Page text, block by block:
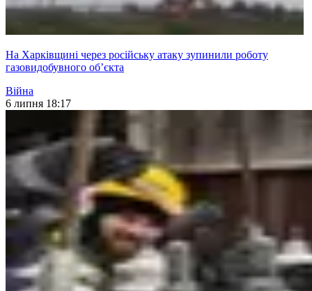
На Харківщині через російську атаку зупинили роботу
газовидобувного об’єкта
Війна
6 липня 18:17